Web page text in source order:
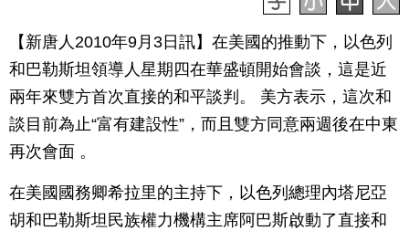
【新唐人2010年9月3日訊】在美國的推動下，以色列
和巴勒斯坦領導人星期四在華盛頓開始會談，這是近
兩年來雙方首次直接的和平談判。 美方表示，這次和
談目前為止“富有建設性”，而且雙方同意兩週後在中東
再次會面 。
在美國國務卿希拉里的主持下，以色列總理內塔尼亞
胡和巴勒斯坦民族權力機構主席阿巴斯啟動了直接和